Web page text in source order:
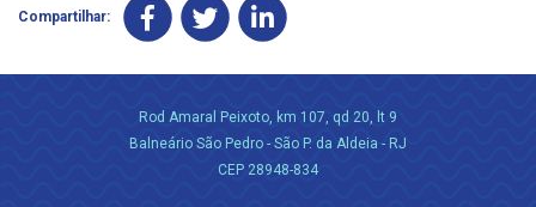
Compartilhar:
Rod Amaral Peixoto, km 107, qd 20, lt 9
Balneário São Pedro - São P. da Aldeia - RJ
CEP 28948-834